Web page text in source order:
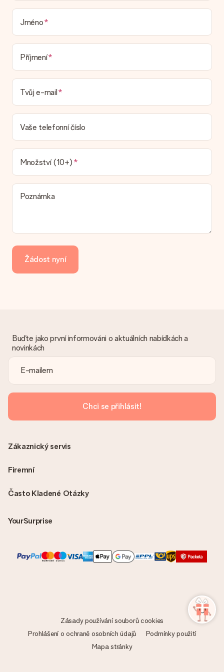
která by zabalila váš dárek. Dárky dodáváme ve slavnostním
balení. To znamená, že váš dar je připraven být doručen nebo
Dodací lhůta, možnosti dodání a náklady na
doručení
Mohu si vybrat datum dodání?
Není možné zvolit konkrétní datum dodání.
Jaká je dodací lhůta a kdy dostávám dárek?
Dodací lhůtu naleznete na stránce produktu. Můžete věřit, že
náš dopravce vám dodá váš dárek.
Jaké možnosti doručení si mohu vybrat?
V současné době není možné zvolit možnost doručení. Dárek,
který chcete objednat, je buď odeslán jako balíček nebo jako
doručování poštovní schránky. Chcete vědět, na kterou
možnost spadá vaše objednávka? Kontaktujte prosím náš
zákaznický servis.
Jak mohu zaplatit objednávku?
kartu, fakturu přes Klarna nebo ruční převod. V případě ručního
převodu platby prosím vezměte v úvahu dodací lhůtu 3 dny
navíc.
vhodné řešení.
Je faktura odeslána spolu s objednávkou?
vždy v potvrzovacím e-mailu a vždy ji najdete ve svém účtu
MySurprise. To znamená, že můžete dar doručit přímo
příjemci, což je opravdovým překvapením!
Jméno
Příjmení
Tvůj e-mail
Vaše telefonní číslo
Množství (10+)
Poznámka
Žádost nyní
Buďte jako první informováni o aktuálních nabídkách a
novinkách
Chci se přihlásit!
Často Kladené Otázky
YourSurprise
Zákaznický servis
Firemní
Zásady používání souborů cookies
Prohlášení o ochraně osobních údajů
Podmínky použití
Mapa stránky